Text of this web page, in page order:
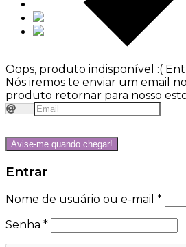
Oops, produto indisponível :(
Nós iremos te enviar um email
produto retornar para nosso
Avise-me quando chegar!
Entrar
Nome de usuário ou e-mail *
Senha *